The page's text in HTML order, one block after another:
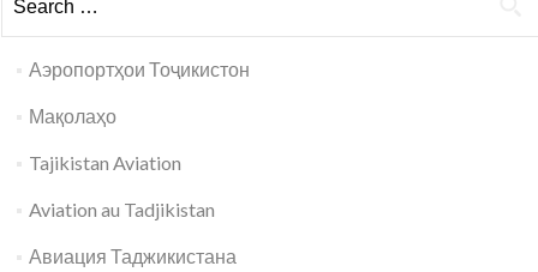
Аэропортҳои Тоҷикистон
Мақолаҳо
Tajikistan Aviation
Aviation au Tadjikistan
Авиация Таджикистана